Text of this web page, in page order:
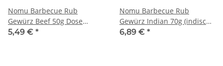
Nomu Barbecue Rub
Gewürz Beef 50g Dose
(Rind)
5,49 € *
Nomu Barbecue Rub
Gewürz Indian 70g (indische
Mischung)
6,89 € *